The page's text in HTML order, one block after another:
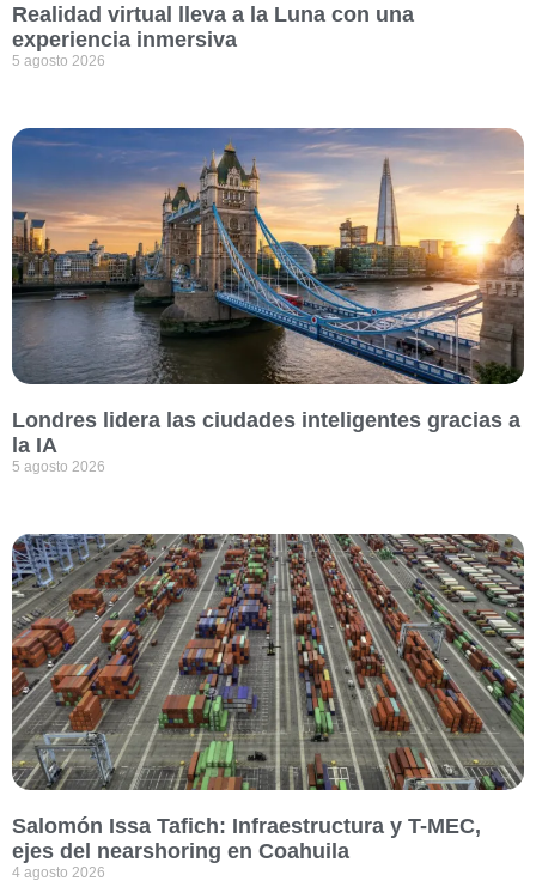
Realidad virtual lleva a la Luna con una
experiencia inmersiva
5 agosto 2026
Londres lidera las ciudades inteligentes gracias a
la IA
5 agosto 2026
Salomón Issa Tafich: Infraestructura y T-MEC,
ejes del nearshoring en Coahuila
4 agosto 2026